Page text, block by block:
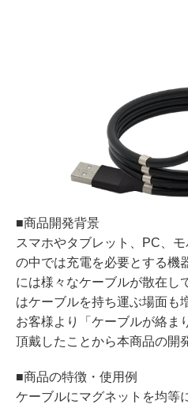
■商品開発背景
スマホやタブレット、PC、
の中では充電を必要とする機
には様々なケーブルが散在し
はケーブルを持ち運ぶ場面も
お客様より「ケーブルが絡ま
頂戴したことから本商品の開
■商品の特徴・使用例
ケーブルにマグネットを均等